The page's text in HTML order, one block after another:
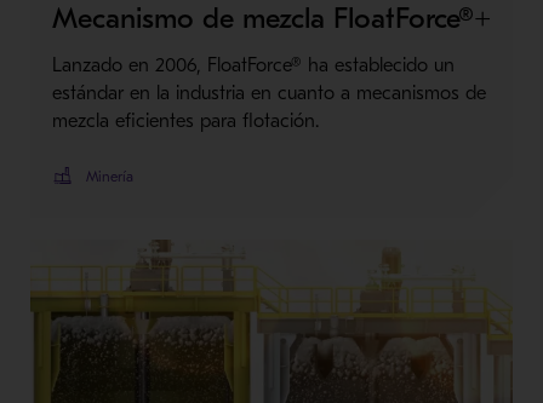
Mecanismo de mezcla FloatForce®+
Lanzado en 2006, FloatForce® ha establecido un
estándar en la industria en cuanto a mecanismos de
mezcla eficientes para flotación.
Minería